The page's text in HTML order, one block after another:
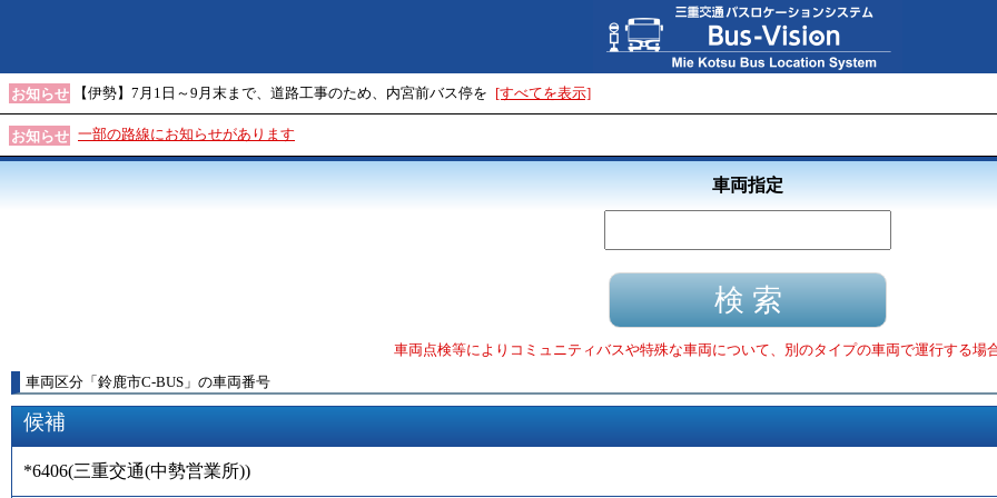
お知らせ 【伊勢】7月1日～9月末まで、道路工事のため、内宮前バス停を [すべてを表示]
お知らせ 一部の路線にお知らせがあります
車両指定
車両点検等によりコミュニティバスや特殊な車両について、別のタイプの車両で運行する場
車両区分 「 鈴鹿市C-BUS 」 の車両番号
候補
*6406(三重交通(中勢営業所))